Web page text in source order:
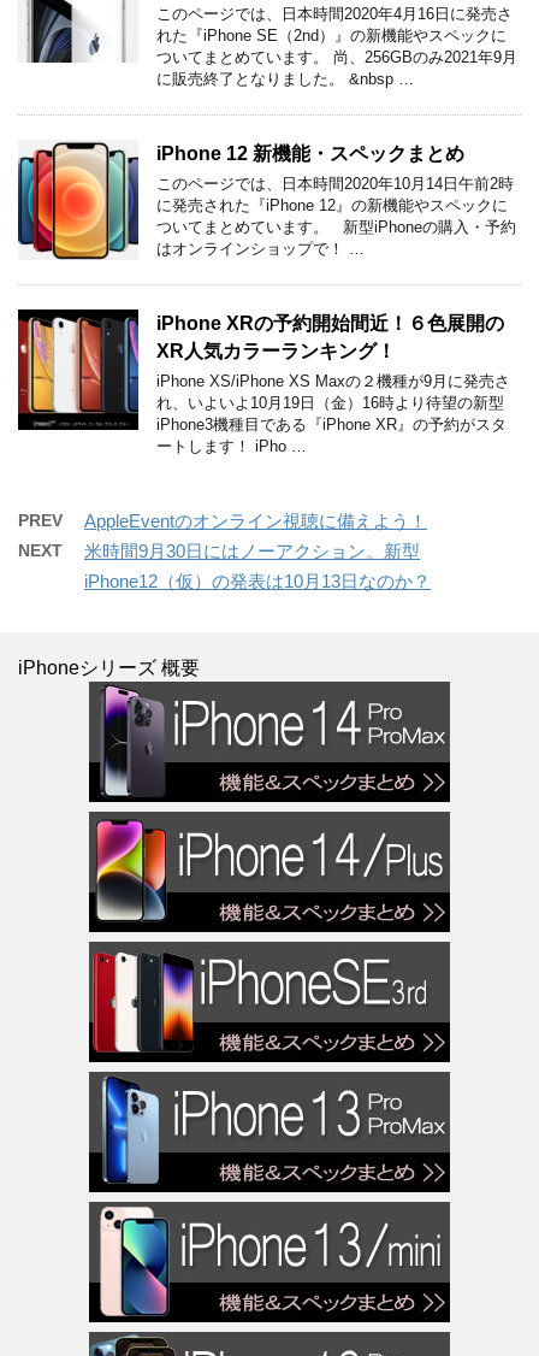
このページでは、日本時間2020年4月16日に発売さ
れた『iPhone SE（2nd）』の新機能やスペックに
ついてまとめています。 尚、256GBのみ2021年9月
に販売終了となりました。 &nbsp …
iPhone 12 新機能・スペックまとめ
このページでは、日本時間2020年10月14日午前2時
に発売された『iPhone 12』の新機能やスペックに
ついてまとめています。 新型iPhoneの購入・予約
はオンラインショップで！ …
iPhone XRの予約開始間近！６色展開の
XR人気カラーランキング！
iPhone XS/iPhone XS Maxの２機種が9月に発売さ
れ、いよいよ10月19日（金）16時より待望の新型
iPhone3機種目である『iPhone XR』の予約がスタ
ートします！ iPho …
PREV AppleEventのオンライン視聴に備えよう！
NEXT
米時間9月30日にはノーアクション。新型
iPhone12（仮）の発表は10月13日なのか？
iPhoneシリーズ 概要